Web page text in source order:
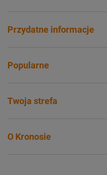
Przydatne informacje
Popularne
Twoja strefa
O Kronosie